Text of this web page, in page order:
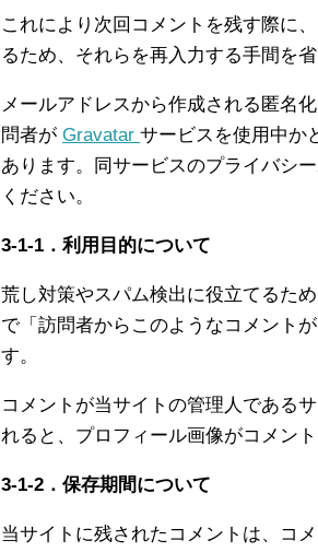
これにより次回コメントを残す際に
るため、それらを再入力する手間を
メールアドレスから作成される匿名
問者が Gravatar サービスを使用中か
あります。同サービスのプライバシ
ください。
3-1-1．利用目的について
荒し対策やスパム検出に役立てるた
で「訪問者からこのようなコメント
す。
コメントが当サイトの管理人である
れると、プロフィール画像がコメン
3-1-2．保存期間について
当サイトに残されたコメントは、コ